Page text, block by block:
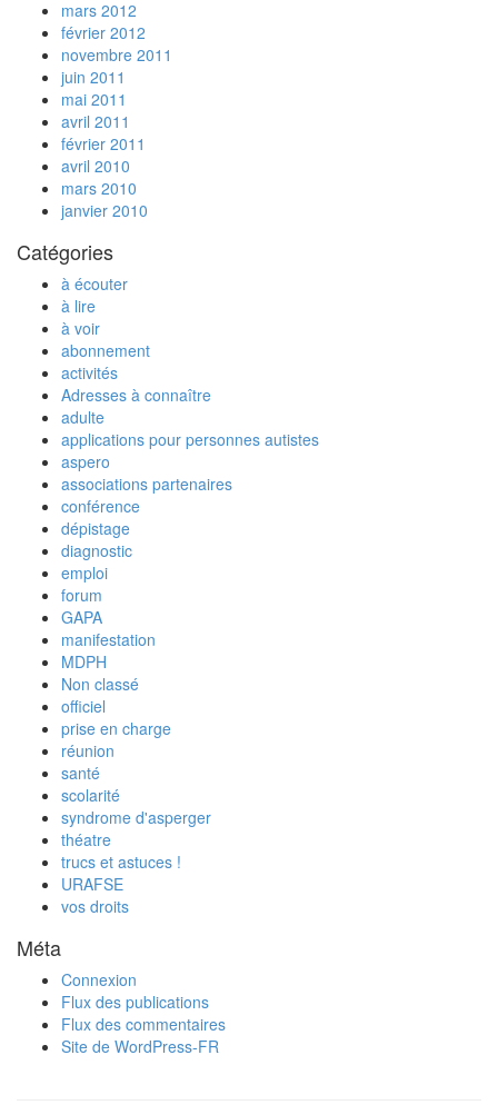
mars 2012
février 2012
novembre 2011
juin 2011
mai 2011
avril 2011
février 2011
avril 2010
mars 2010
janvier 2010
Catégories
à écouter
à lire
à voir
abonnement
activités
Adresses à connaître
adulte
applications pour personnes autistes
aspero
associations partenaires
conférence
dépistage
diagnostic
emploi
forum
GAPA
manifestation
MDPH
Non classé
officiel
prise en charge
réunion
santé
scolarité
syndrome d'asperger
théatre
trucs et astuces !
URAFSE
vos droits
Méta
Connexion
Flux des publications
Flux des commentaires
Site de WordPress-FR